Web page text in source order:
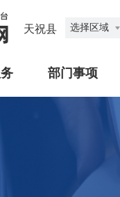
天祝县 选择区域
部门事项